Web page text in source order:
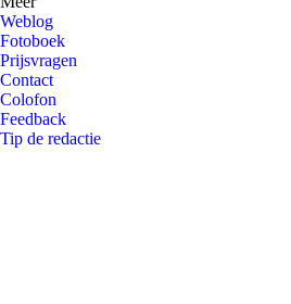
Weblog
Fotoboek
Prijsvragen
Contact
Colofon
Feedback
Tip de redactie